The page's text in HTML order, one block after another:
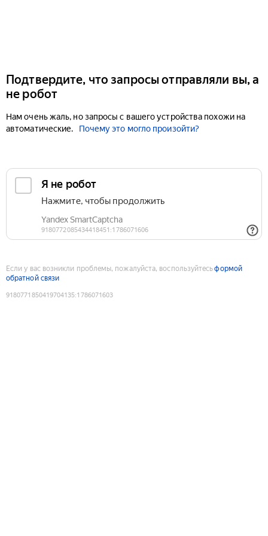
Подтвердите, что запросы отправляли вы, а
не робот
Нам очень жаль, но запросы с вашего устройства похожи на
автоматические.
Почему это могло произойти?
Если у вас возникли проблемы, пожалуйста, воспользуйтесьформой
обратной связи
9180771850419704135:1786071603